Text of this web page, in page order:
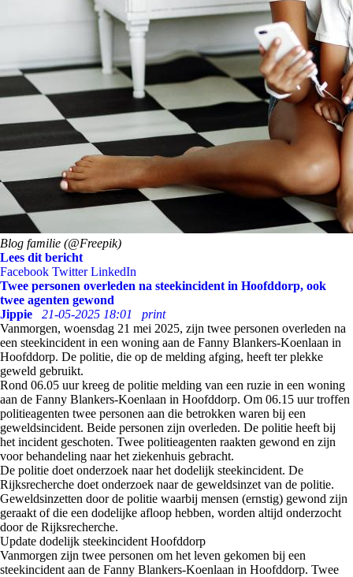
Blog familie (@Freepik)
Lees dit bericht
Facebook Twitter LinkedIn
Twee personen overleden na steekincident in Hoofddorp, ook
twee agenten gewond
Jippie
21-05-2025 18:01
print
Vanmorgen, woensdag 21 mei 2025, zijn twee personen overleden na
een steekincident in een woning aan de Fanny Blankers-Koenlaan in
Hoofddorp. De politie, die op de melding afging, heeft ter plekke
geweld gebruikt.
Rond 06.05 uur kreeg de politie melding van een ruzie in een woning
aan de Fanny Blankers-Koenlaan in Hoofddorp. Om 06.15 uur troffen
politieagenten twee personen aan die betrokken waren bij een
geweldsincident. Beide personen zijn overleden. De politie heeft bij
het incident geschoten. Twee politieagenten raakten gewond en zijn
voor behandeling naar het ziekenhuis gebracht.
De politie doet onderzoek naar het dodelijk steekincident. De
Rijksrecherche doet onderzoek naar de geweldsinzet van de politie.
Geweldsinzetten door de politie waarbij mensen (ernstig) gewond zijn
geraakt of die een dodelijke afloop hebben, worden altijd onderzocht
door de Rijksrecherche.
Update dodelijk steekincident Hoofddorp
Vanmorgen zijn twee personen om het leven gekomen bij een
steekincident aan de Fanny Blankers-Koenlaan in Hoofddorp. Twee